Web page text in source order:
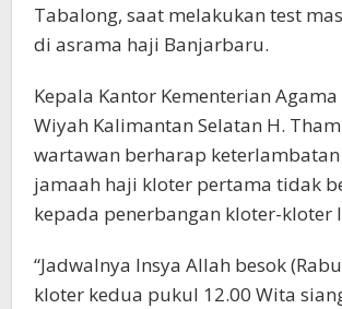
Tabalong, saat melakukan test
di asrama haji Banjarbaru.
Kepala Kantor Kementerian Agama
Wiyah Kalimantan Selatan H.
wartawan berharap
jamaah haji kloter pertama tidak
kepada penerbangan kloter-kloter
“Jadwalnya Insya Allah besok
kloter kedua pukul 12.00 Wita